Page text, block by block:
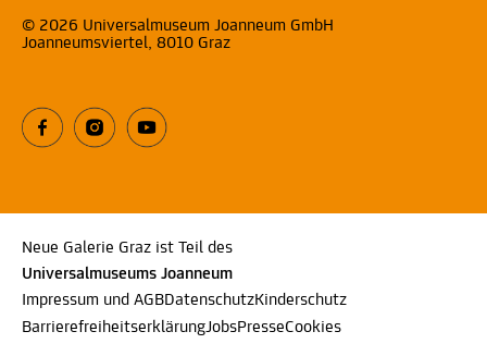
© 2026 Universalmuseum Joanneum GmbH
Joanneumsviertel, 8010 Graz
Neue Galerie Graz ist Teil des
Universalmuseums Joanneum
Impressum und AGBDatenschutzKinderschutz
BarrierefreiheitserklärungJobsPresseCookies